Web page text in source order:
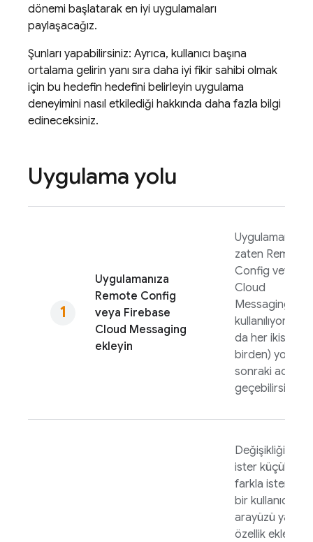
dönemi başlatarak en iyi uygulamaları
paylaşacağız.
Şunları yapabilirsiniz: Ayrıca, kullanıcı başına
ortalama gelirin yanı sıra daha iyi fikir sahibi olmak
için bu hedefin hedefini belirleyin uygulama
deneyimini nasıl etkilediği hakkında daha fazla bilgi
edineceksiniz.
Uygulama yolu
Uygulamanıza
Remote Config
veya Firebase
Cloud Messaging
ekleyin
Uygulamanızda
zaten Remote
Config veya
Cloud
Messaging
kullanılıyorsa
da her ikisi
birden) yoksa
sonraki adıma
geçebilirsiniz.
Değişikliğiniz
ister küçük bir
farkla ister yeni
bir kullanıcı
arayüzü ya da
özellik eklenmiş